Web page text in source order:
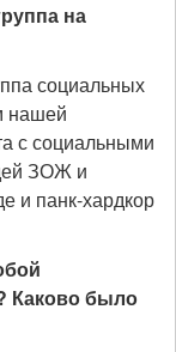
на
социальных
нашей
с социальными
ЗОЖ и
и панк-хардкор
Каково было